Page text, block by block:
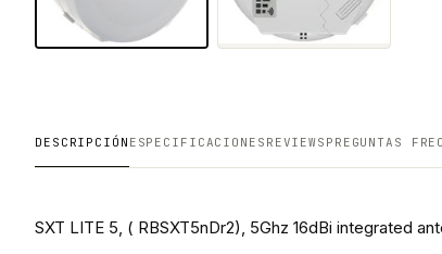
DESCRIPCIÓN ESPECIFICACIONES REVIEWS PREGUNTAS
SXT LITE 5, ( RBSXT5nDr2), 5Ghz 16dBi integrated